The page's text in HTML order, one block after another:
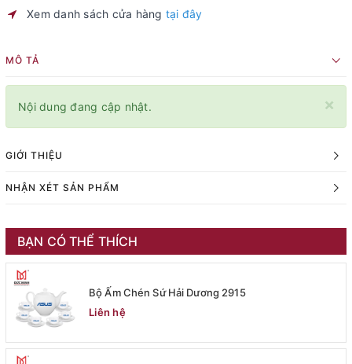
Xem danh sách cửa hàng tại đây
MÔ TẢ
×
Nội dung đang cập nhật.
GIỚI THIỆU
NHẬN XÉT SẢN PHẨM
BẠN CÓ THỂ THÍCH
Bộ Ấm Chén Sứ Hải Dương 2915
Liên hệ